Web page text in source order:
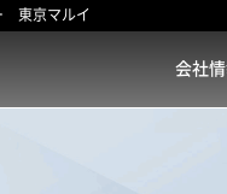
東京マルイ
会社